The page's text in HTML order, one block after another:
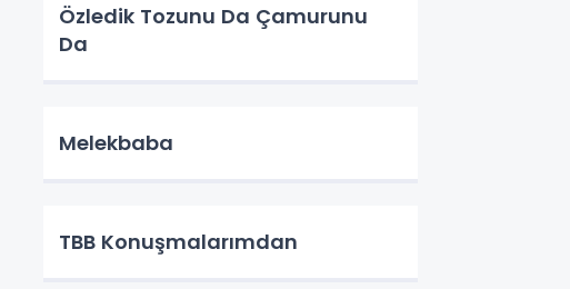
Özledik Tozunu Da Çamurunu
Da
Melekbaba
TBB Konuşmalarımdan